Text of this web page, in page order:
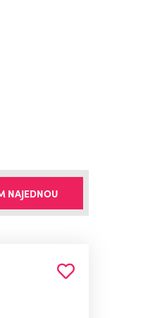
NAJEDNOU